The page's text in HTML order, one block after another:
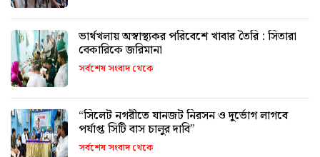
ভার্থখলায় অস্বাস্থ্যকর পরিবেশে খাবার তৈরি : সিতারা
বেকারিকে জরিমানা
সর্বশেষ সংবাদ থেকে
“সিলেট নগরীতে যানজট নিরসন ও দুর্ভোগ লাগবে
পর্যাপ্ত সিটি বাস চালুর দাবি”
সর্বশেষ সংবাদ থেকে